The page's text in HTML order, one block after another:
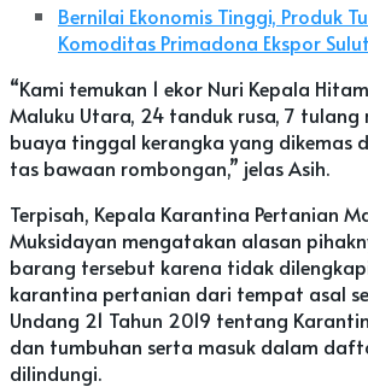
Bernilai Ekonomis Tinggi, Produk
Komoditas Primadona Ekspor Sulut
“Kami temukan 1 ekor Nuri Kepala
Maluku Utara, 24 tanduk rusa, 7 tulang
buaya tinggal kerangka yang dikemas
tas bawaan rombongan,” jelas Asih.
Terpisah, Kepala Karantina Pertanian
Muksidayan mengatakan alasan
barang tersebut karena tidak
karantina pertanian dari tempat asal
Undang 21 Tahun 2019 tentang
dan tumbuhan serta masuk dalam
dilindungi.